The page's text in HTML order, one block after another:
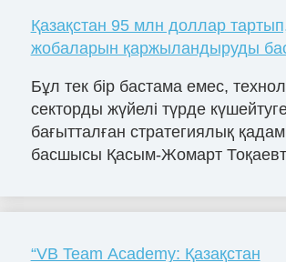
Қазақстан 95 млн доллар
жобаларын қаржыландыруды
Бұл тек бір бастама емес,
секторды жүйелі түрде
бағытталған стратегиялық
басшысы Қасым-Жомарт
“VB Team Academy: Қазақстан